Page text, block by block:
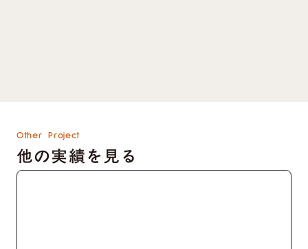
Other Project
他の実績を見る